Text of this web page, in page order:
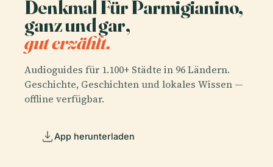
Denkmal Für Parmigianino,
ganz und gar,
gut erzählt.
Audioguides für 1.100+ Städte in 96 Ländern.
Geschichte, Geschichten und lokales Wissen —
offline verfügbar.
App herunterladen